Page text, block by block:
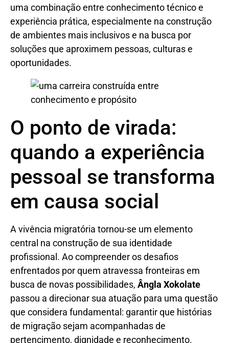
uma combinação entre conhecimento técnico e
experiência prática, especialmente na construção
de ambientes mais inclusivos e na busca por
soluções que aproximem pessoas, culturas e
oportunidades.
O ponto de virada:
quando a experiência
pessoal se transforma
em causa social
A vivência migratória tornou-se um elemento
central na construção de sua identidade
profissional. Ao compreender os desafios
enfrentados por quem atravessa fronteiras em
busca de novas possibilidades, Ângla Xokolate
passou a direcionar sua atuação para uma questão
que considera fundamental: garantir que histórias
de migração sejam acompanhadas de
pertencimento, dignidade e reconhecimento.